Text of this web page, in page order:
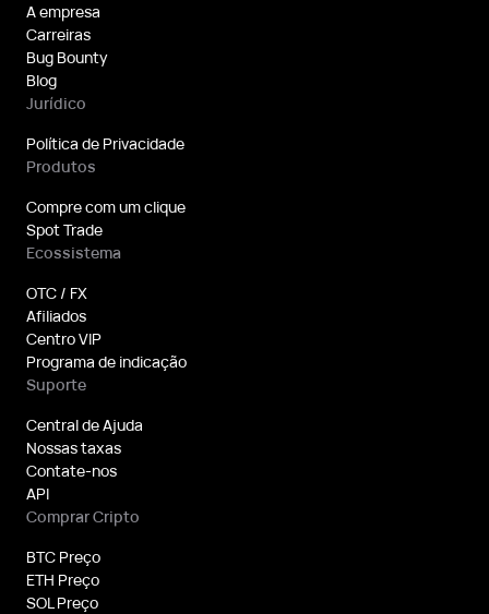
A empresa
Carreiras
Bug Bounty
Blog
Jurídico
Política de Privacidade
Produtos
Compre com um clique
Spot Trade
Ecossistema
OTC / FX
Afiliados
Centro VIP
Programa de indicação
Suporte
Central de Ajuda
Nossas taxas
Contate-nos
API
Comprar Cripto
BTC Preço
ETH Preço
SOL Preço